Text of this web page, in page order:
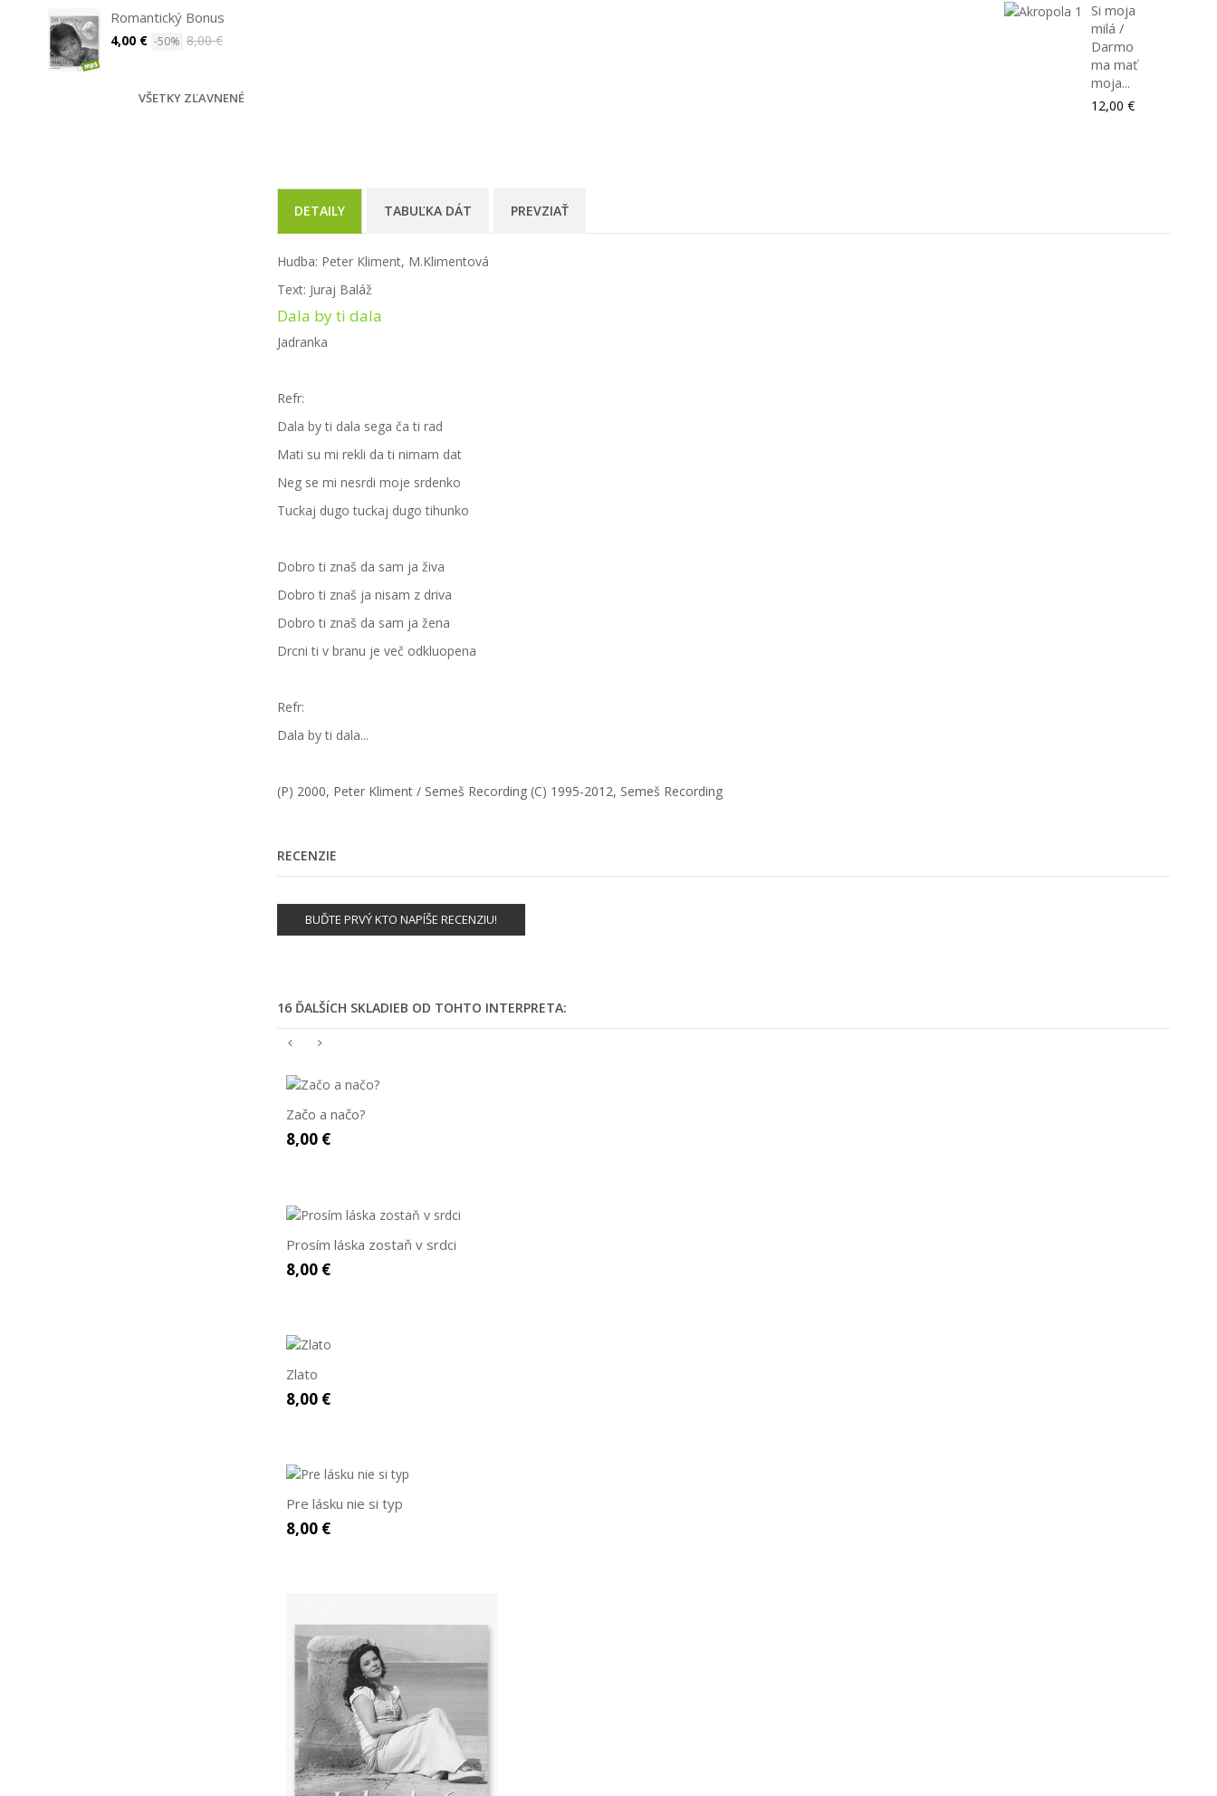
Romantický Bonus
4,00 € -50% 8,00 €
VŠETKY ZĽAVNENÉ
Si moja
milá /
Darmo
ma mať
moja...
12,00 €
DETAILY TABUĽKA DÁT PREVZIAŤ
Hudba: Peter Kliment, M.Klimentová
Text: Juraj Baláž
Dala by ti dala
Jadranka
Refr:
Dala by ti dala sega ča ti rad
Mati su mi rekli da ti nimam dat
Neg se mi nesrdi moje srdenko
Tuckaj dugo tuckaj dugo tihunko
Dobro ti znaš da sam ja živa
Dobro ti znaš ja nisam z driva
Dobro ti znaš da sam ja žena
Drcni ti v branu je več odkluopena
Refr:
Dala by ti dala...
(P) 2000, Peter Kliment / Semeš Recording (C) 1995-2012, Semeš Recording
RECENZIE
BUĎTE PRVÝ KTO NAPÍŠE RECENZIU!
16 ĎALŠÍCH SKLADIEB OD TOHTO INTERPRETA:
Začo a načo?
8,00 €
Prosím láska zostaň v srdci
8,00 €
Zlato
8,00 €
Pre lásku nie si typ
8,00 €